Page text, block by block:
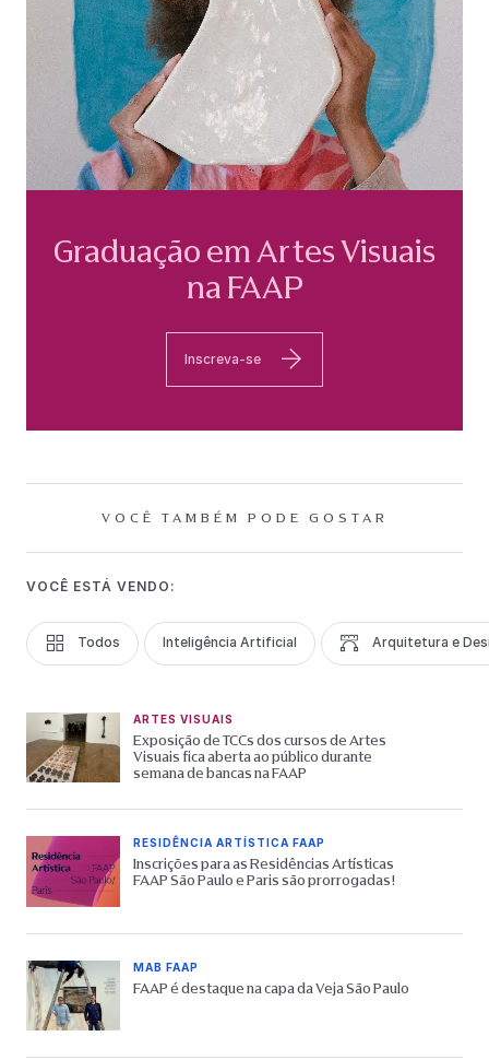
Graduação em Artes Visuais
na FAAP
Inscreva-se
VOCÊ TAMBÉM PODE GOSTAR
VOCÊ ESTÁ VENDO:
Todos Inteligência Artificial Arquitetura e
ARTES VISUAIS
Exposição de TCCs dos cursos de Artes
Visuais fica aberta ao público durante
semana de bancas na FAAP
RESIDÊNCIA ARTÍSTICA FAAP
Inscrições para as Residências Artísticas
FAAP São Paulo e Paris são prorrogadas!
MAB FAAP
FAAP é destaque na capa da Veja São Paulo